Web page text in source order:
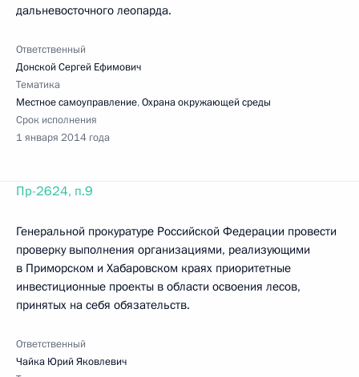
дальневосточного леопарда.
Ответственный
Донской Сергей Ефимович
Тематика
Местное самоуправление,Охрана окружающей среды
Срок исполнения
1 января 2014 года
Пр-2624, п.9
Генеральной прокуратуре Российской Федерации провести
проверку выполнения организациями, реализующими
в Приморском и Хабаровском краях приоритетные
инвестиционные проекты в области освоения лесов,
принятых на себя обязательств.
Ответственный
Чайка Юрий Яковлевич